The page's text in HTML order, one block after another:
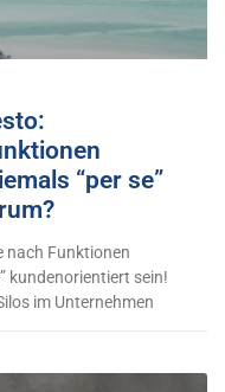
“per se”
nach Funktionen
kundenorientiert sein!
im Unternehmen